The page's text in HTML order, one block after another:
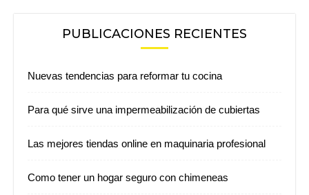
PUBLICACIONES RECIENTES
Nuevas tendencias para reformar tu cocina
Para qué sirve una impermeabilización de cubiertas
Las mejores tiendas online en maquinaria profesional
Como tener un hogar seguro con chimeneas